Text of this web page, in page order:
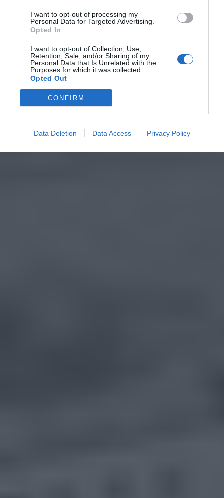
I want to opt-out of processing my
Personal Data for Targeted Advertising.
Opted In
I want to opt-out of Collection, Use,
Retention, Sale, and/or Sharing of my
Personal Data that Is Unrelated with the
Purposes for which it was collected.
Opted Out
CONFIRM
Data Deletion Data Access Privacy Policy